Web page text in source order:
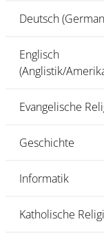
Deutsch
Englisch
(Anglistik/
Evangelische
Geschichte
Informatik
Katholische